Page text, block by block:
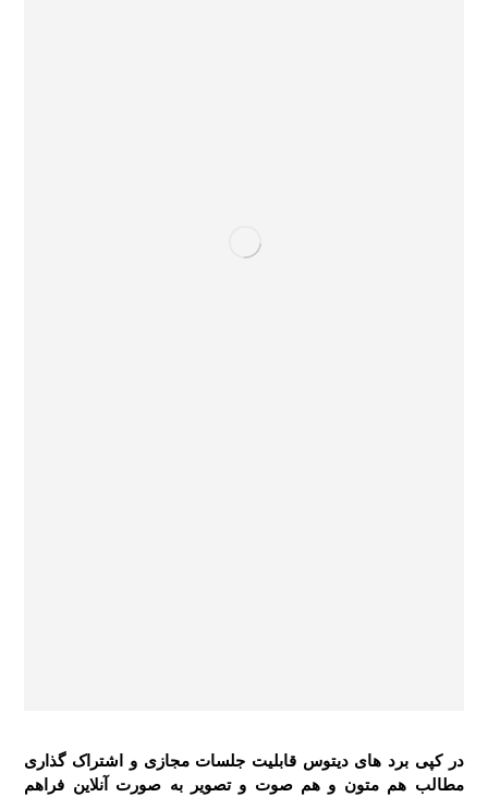
در کپی برد های دیتوس قابلیت جلسات مجازی و اشتراک گذاری
مطالب هم متون و هم صوت و تصویر به صورت آنلاین فراهم